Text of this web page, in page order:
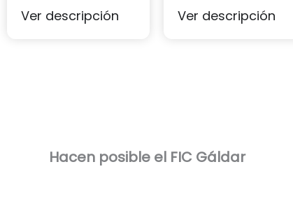
Ver descripción Ver descripción
Hacen posible el FIC Gáldar